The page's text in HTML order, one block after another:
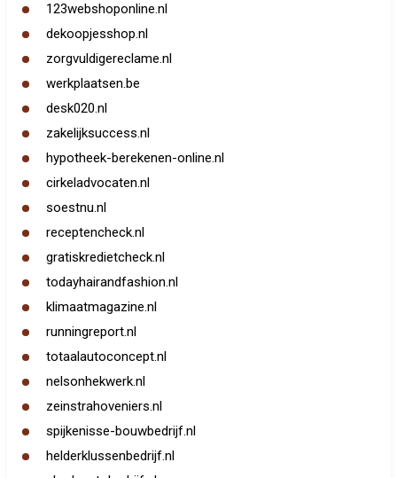
123webshoponline.nl
dekoopjesshop.nl
zorgvuldigereclame.nl
werkplaatsen.be
desk020.nl
zakelijksuccess.nl
hypotheek-berekenen-online.nl
cirkeladvocaten.nl
soestnu.nl
receptencheck.nl
gratiskredietcheck.nl
todayhairandfashion.nl
klimaatmagazine.nl
runningreport.nl
totaalautoconcept.nl
nelsonhekwerk.nl
zeinstrahoveniers.nl
spijkenisse-bouwbedrijf.nl
helderklussenbedrijf.nl